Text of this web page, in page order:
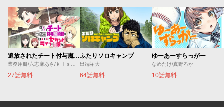
追放されたチート付与魔術師は気ままなセカンドライフを謳歌する。 ～俺は武器だけじゃなく、あらゆるものに『強化ポイント』を付与できるし、俺の意思でいつでも効果を解除できるけど、残った人たち大丈夫？～
27話無料
ふたりソロキャンプ
出端祐大
64話無料
ゆーあーすらっがー
なめたけ/真野ろか
10話無料